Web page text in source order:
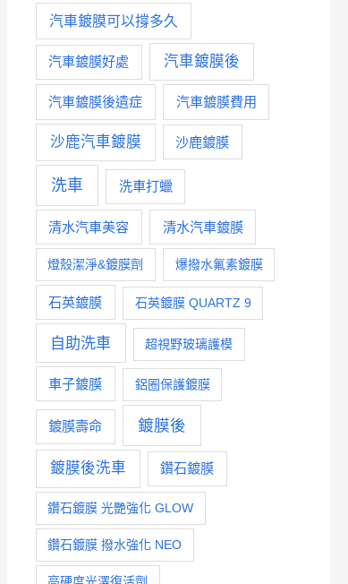
汽車鍍膜可以撐多久
汽車鍍膜好處 汽車鍍膜後
汽車鍍膜後遺症 汽車鍍膜費用
沙鹿汽車鍍膜 沙鹿鍍膜
洗車 洗車打蠟
清水汽車美容 清水汽車鍍膜
燈殼潔淨&鍍膜劑 爆撥水氟素鍍膜
石英鍍膜 石英鍍膜 QUARTZ 9
自助洗車 超視野玻璃護模
車子鍍膜 鋁圈保護鍍膜
鍍膜壽命 鍍膜後
鍍膜後洗車 鑽石鍍膜
鑽石鍍膜 光艷強化 GLOW
鑽石鍍膜 撥水強化 NEO
高硬度光澤復活劑